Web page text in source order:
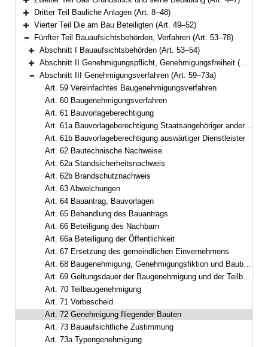
Bereich erweitern
Bereich erweitern
Dritter Teil Bauliche Anlagen (Art. 8–48)
Bereich erweitern
Vierter Teil Die am Bau Beteiligten (Art. 49–52)
Bereich reduzieren
Fünfter Teil Bauaufsichtsbehörden, Verfahren (Art. 53–78)
Bereich erweitern
Abschnitt I Bauaufsichtsbehörden (Art. 53–54)
Bereich erweitern
Abschnitt II Genehmigungspflicht, Genehmigungsfreiheit (Art. 55–58)
Bereich reduzieren
Abschnitt III Genehmigungsverfahren (Art. 59–73a)
Art. 59 Vereinfachtes Baugenehmigungsverfahren
Art. 60 Baugenehmigungsverfahren
Art. 61 Bauvorlageberechtigung
Art. 61a Bauvorlageberechtigung Staatsangehöriger anderer Mitgliedstaaten
Art. 61b Bauvorlageberechtigung auswärtiger Dienstleister
Art. 62 Bautechnische Nachweise
Art. 62a Standsicherheitsnachweis
Art. 62b Brandschutznachweis
Art. 63 Abweichungen
Art. 64 Bauantrag, Bauvorlagen
Art. 65 Behandlung des Bauantrags
Art. 66 Beteiligung des Nachbarn
Art. 66a Beteiligung der Öffentlichkeit
Art. 67 Ersetzung des gemeindlichen Einvernehmens
Art. 68 Baugenehmigung, Genehmigungsfiktion und Baubeginn
Art. 69 Geltungsdauer der Baugenehmigung und der Teilbaugenehmigung
Art. 70 Teilbaugenehmigung
Art. 71 Vorbescheid
Art. 72 Genehmigung fliegender Bauten
Art. 73 Bauaufsichtliche Zustimmung
Art. 73a Typengenehmigung